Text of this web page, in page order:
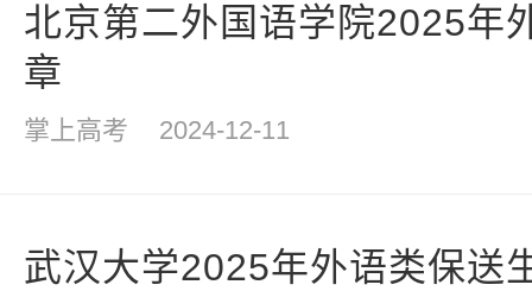
北京第二外国语学院2025年
章
掌上高考 2024-12-11
武汉大学2025年外语类保送